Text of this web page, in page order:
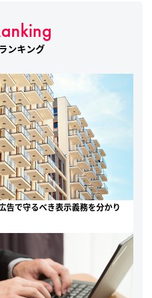
ランキング
告で守るべき表示義務を分かり